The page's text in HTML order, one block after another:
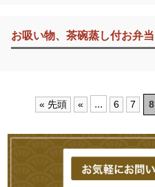
お吸い物、茶碗蒸し付お弁当
« 先頭 « ... 6 7 8